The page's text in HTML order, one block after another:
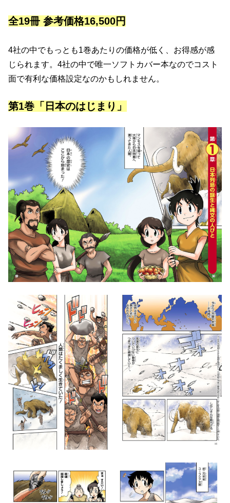
全19冊 参考価格16,500円
4社の中でもっとも1巻あたりの価格が低く、お得感が感
じられます。4社の中で唯一ソフトカバー本なのでコスト
面で有利な価格設定なのかもしれません。
第1巻「日本のはじまり」